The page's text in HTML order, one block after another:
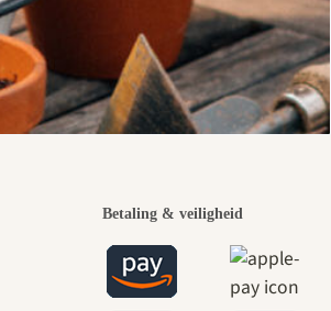
Betaling & veiligheid